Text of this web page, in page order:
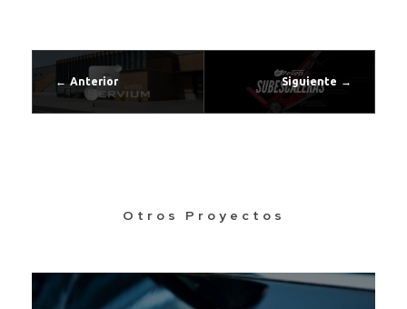
Anterior Siguiente
Otros Proyectos